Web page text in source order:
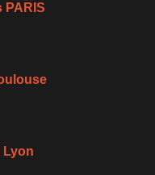
PARIS
Lyon